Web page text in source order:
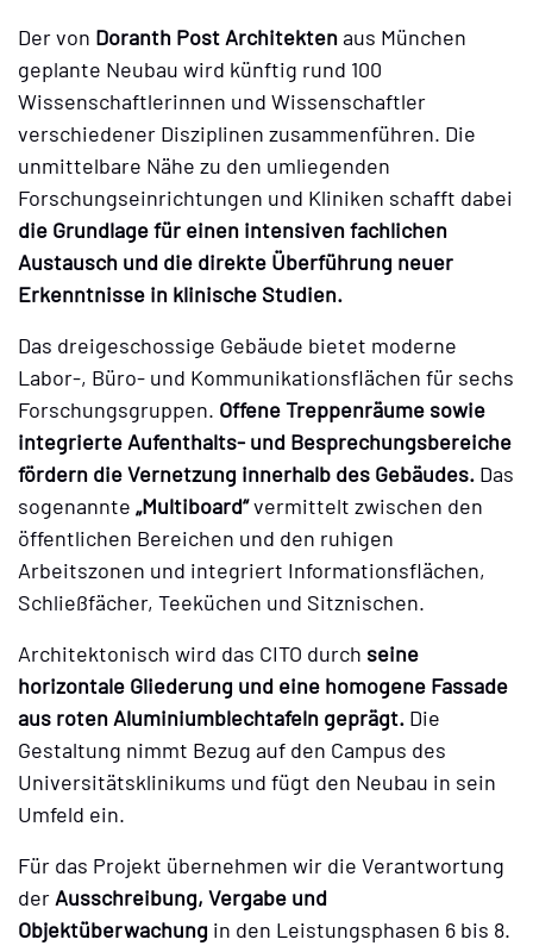
Der von Doranth Post Architektenaus München
geplante Neubau wird künftig rund 100
Wissenschaftlerinnen und Wissenschaftler
verschiedener Disziplinen zusammenführen. Die
unmittelbare Nähe zu den umliegenden
Forschungseinrichtungen und Kliniken schafft dabei
die Grundlage für einen intensiven fachlichen
Austausch und die direkte Überführung neuer
Erkenntnisse in klinische Studien.
Das dreigeschossige Gebäude bietet moderne
Labor-, Büro- und Kommunikationsflächen für sechs
Forschungsgruppen. Offene Treppenräume sowie
integrierte Aufenthalts- und Besprechungsbereiche
fördern die Vernetzung innerhalb des Gebäudes. Das
sogenannte „Multiboard“vermittelt zwischen den
öffentlichen Bereichen und den ruhigen
Arbeitszonen und integriert Informationsflächen,
Schließfächer, Teeküchen und Sitznischen.
Architektonisch wird das CITO durch seine
horizontale Gliederung und eine homogene Fassade
aus roten Aluminiumblechtafeln geprägt. Die
Gestaltung nimmt Bezug auf den Campus des
Universitätsklinikums und fügt den Neubau in sein
Umfeld ein.
Für das Projekt übernehmen wir die Verantwortung
der Ausschreibung, Vergabe und
Objektüberwachung in den Leistungsphasen 6 bis 8.